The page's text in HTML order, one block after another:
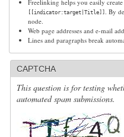
Freelinking helps you easily
[[indicator:target|Title]]
. By
node.
Web page addresses and e-mail
Lines and paragraphs break
CAPTCHA
This question is for testing
automated spam submissions.